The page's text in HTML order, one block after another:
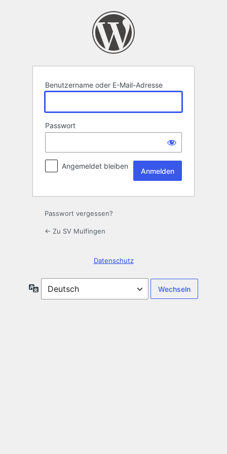
Benutzername oder E-Mail-Adresse
Passwort
Angemeldet bleiben
Passwort vergessen?
← Zu SV Mulfingen
Datenschutz
Sprache